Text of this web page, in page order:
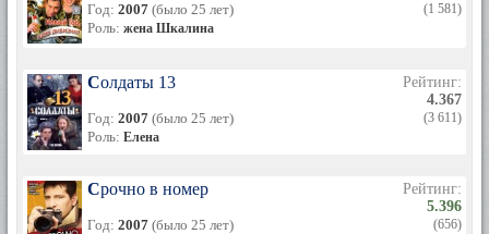
Год: 2007 (было 25 лет)
Роль: жена Шкалина
(1 581)
Солдаты 13
Год: 2007 (было 25 лет)
Роль: Елена
Рейтинг:
4.367
(3 611)
Срочно в номер
Год: 2007 (было 25 лет)
Рейтинг:
5.396
(656)